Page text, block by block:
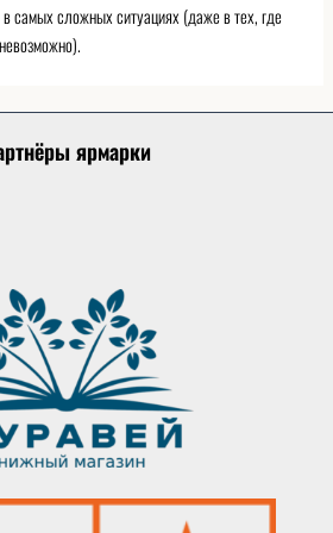
в самых сложных ситуациях (даже в тех, где
ярмарки